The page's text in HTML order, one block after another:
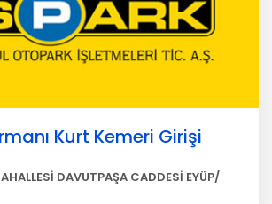
Kurt Kemeri Girişi
DAVUTPAŞA CADDESİ EYÜP/